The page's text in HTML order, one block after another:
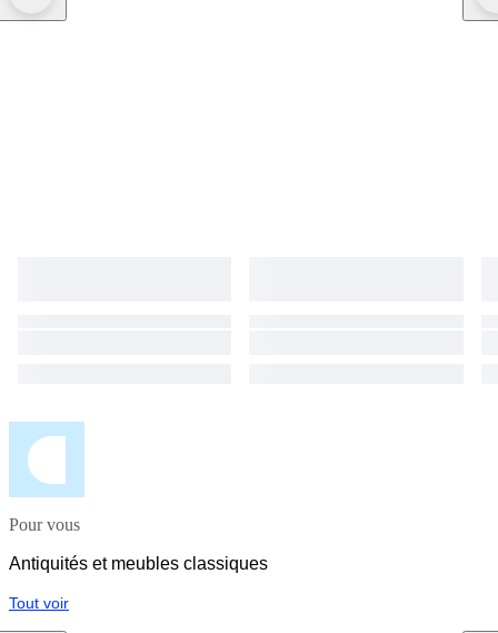
Pour vous
Antiquités et meubles classiques
Tout voir